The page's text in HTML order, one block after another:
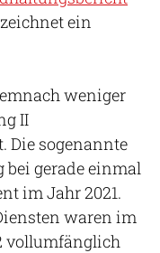
ein
weniger
II
Die sogenannte
bei gerade einmal
im Jahr 2021.
waren im
vollumfänglich